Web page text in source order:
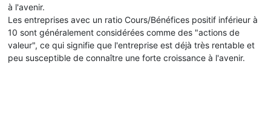
à l'avenir.
Les entreprises avec un ratio Cours/Bénéfices positif inférieur à
10 sont généralement considérées comme des "actions de
valeur", ce qui signifie que l'entreprise est déjà très rentable et
peu susceptible de connaître une forte croissance à l'avenir.